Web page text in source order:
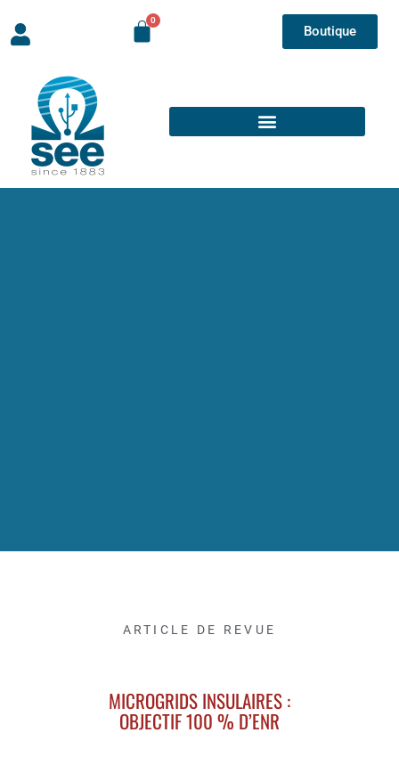
Boutique
ARTICLE DE REVUE
MICROGRIDS INSULAIRES :
OBJECTIF 100 % D’ENR